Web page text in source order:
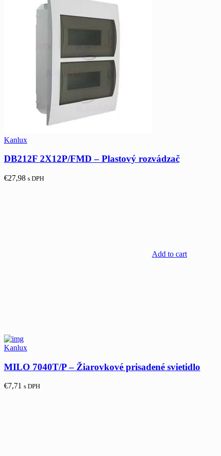
Kanlux
DB212F 2X12P/FMD – Plastový rozvádzač
€27,98 s DPH
Add to cart
Kanlux
MILO 7040T/P – Žiarovkové prisadené svietidlo
€7,71 s DPH